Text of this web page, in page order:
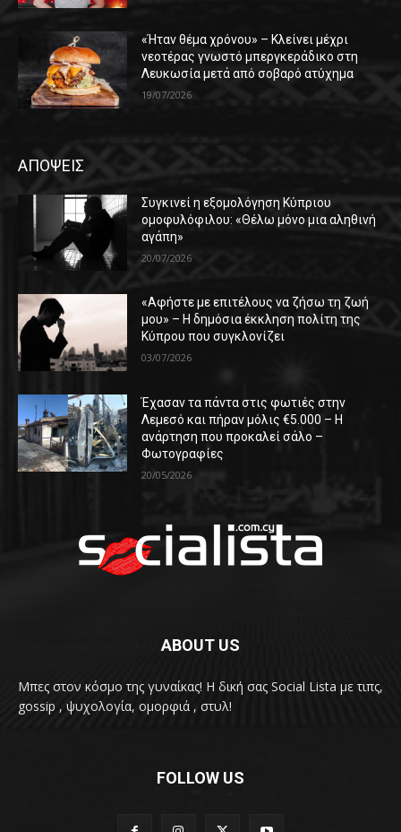
«Ήταν θέμα χρόνου» – Κλείνει μέχρι
νεοτέρας γνωστό μπεργκεράδικο στη
Λευκωσία μετά από σοβαρό ατύχημα
19/07/2026
ΑΠΟΨΕΙΣ
Συγκινεί η εξομολόγηση Κύπριου
ομοφυλόφιλου: «Θέλω μόνο μια αληθινή
αγάπη»
20/07/2026
«Αφήστε με επιτέλους να ζήσω τη ζωή
μου» – Η δημόσια έκκληση πολίτη της
Κύπρου που συγκλονίζει
03/07/2026
Έχασαν τα πάντα στις φωτιές στην
Λεμεσό και πήραν μόλις €5.000 – Η
ανάρτηση που προκαλεί σάλο –
Φωτογραφίες
20/05/2026
ABOUT US
Μπες στον κόσμο της γυναίκας! H δική σας Social Lista με τιπς,
gossip , ψυχολογία, ομορφιά , στυλ!
FOLLOW US